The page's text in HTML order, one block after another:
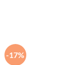
-17%